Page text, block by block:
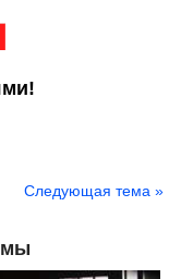
Следующая тема »